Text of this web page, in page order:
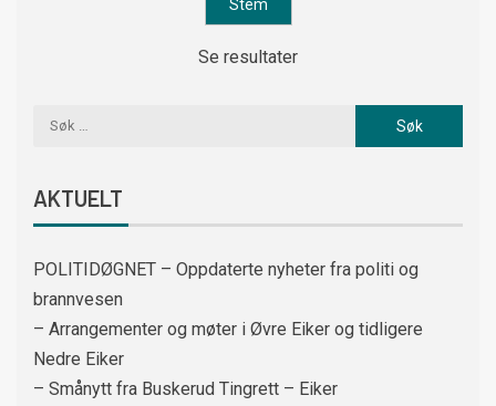
Se resultater
AKTUELT
POLITIDØGNET – Oppdaterte nyheter fra politi og
brannvesen
– Arrangementer og møter i Øvre Eiker og tidligere
Nedre Eiker
– Smånytt fra Buskerud Tingrett – Eiker